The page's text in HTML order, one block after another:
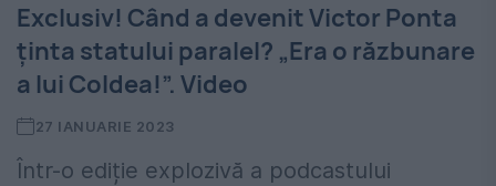
Exclusiv! Când a devenit Victor Ponta
ținta statului paralel? „Era o răzbunare
a lui Coldea!”. Video
27 IANUARIE 2023
Într-o ediție explozivă a podcastului